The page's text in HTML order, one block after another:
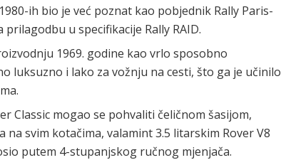
ih bio je već poznat kao pobjednik Rally Paris-
u specifikacije Rally RAID.
1969. godine kao vrlo sposobno
luksuzno i lako za vožnju na cesti, što ga je učinilo
Classic mogao se pohvaliti čeličnom šasijom,
na svim kotačima, valamint 3.5 litarskim Rover V8
putem 4-stupanjskog ručnog mjenjača.